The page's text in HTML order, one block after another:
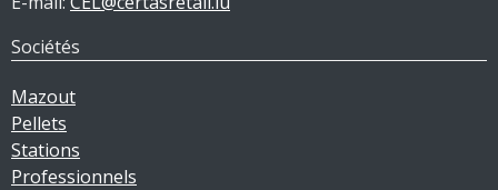
Sociétés
Mazout
Pellets
Stations
Professionnels